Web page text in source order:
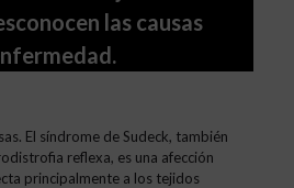
las causas
El síndrome de Sudeck, también
reflexa, es una afección
principalmente a los tejidos